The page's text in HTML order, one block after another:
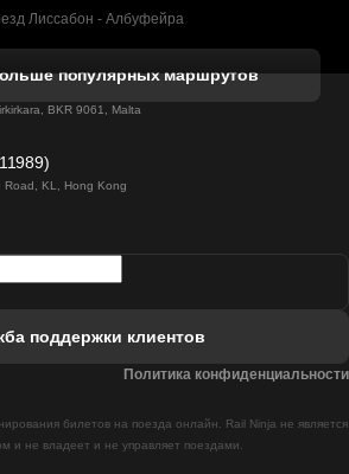
Лиссабон - Албуфейра
Поезд Лиссабон - Лагос
Лиссабон - Мадрид
Поезд Лиссабон - Брага
популярных маршрутов
BKR 9061, Malta
Road, KL, Hong Kong
билетов на поезда онлайн. Rail Ninja не является
и не владеет и не управляет поездами.
поддержки клиентов
Политика конфиденциальности